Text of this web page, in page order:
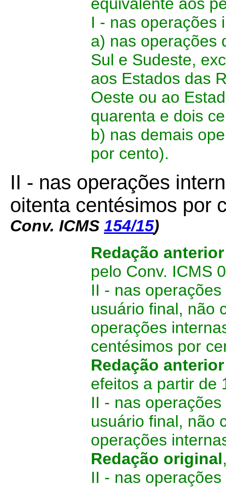
I - nas operações
a) nas operações
Sul e Sudeste,
aos Estados das
Oeste ou ao
quarenta e dois
b) nas demais
por cento).
II - nas operações
oitenta centésimos por
Conv. ICMS 154/15)
Redação
pelo Conv. ICMS
II - nas
usuário final, não
operações
centésimos por
Redação
efeitos a partir de
II - nas
usuário final, não
operações
Redação original
II - nas